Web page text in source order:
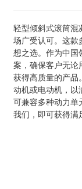
轻型倾斜式滚筒混
场广受认可。这款
想之选。作为中国
案，确保客户无论
获得高质量的产品
动机或电动机，以
可兼容多种动力单
我们，即可获得满